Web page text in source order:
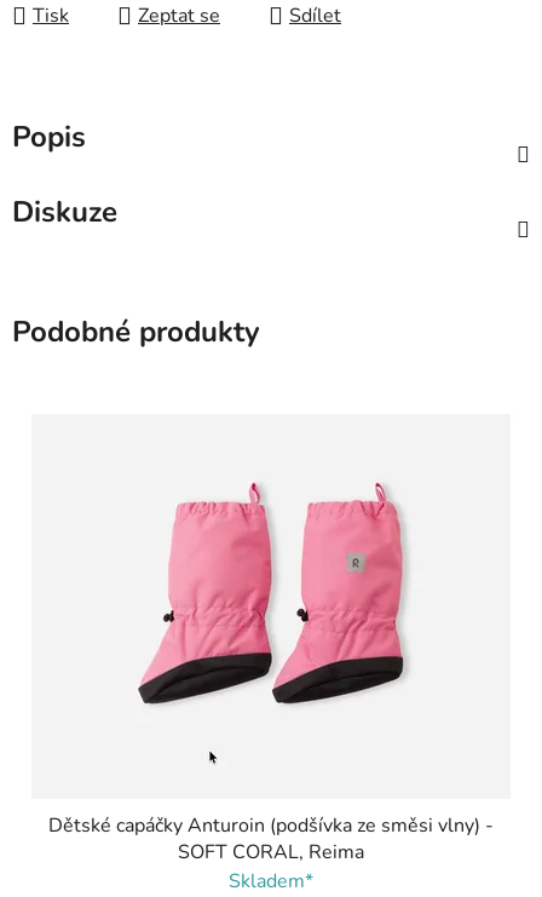
Tisk Zeptat se Sdílet
Popis
Diskuze
Podobné produkty
Dětské capáčky Anturoin (podšívka ze směsi vlny) -
SOFT CORAL, Reima
Skladem*